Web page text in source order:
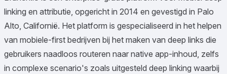
linking en attributie, opgericht in 2014 en gevestigd in Palo
Alto, Californië. Het platform is gespecialiseerd in het helpen
van mobiele-first bedrijven bij het maken van deep links die
gebruikers naadloos routeren naar native app-inhoud, zelfs
in complexe scenario's zoals uitgesteld deep linking waarbij